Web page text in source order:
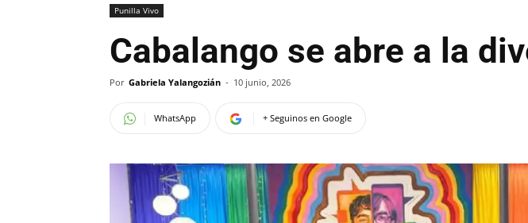
Punilla Vivo
Cabalango se abre a la
Por Gabriela Yalangozián - 10 junio, 2026
WhatsApp + Seguinos en Google